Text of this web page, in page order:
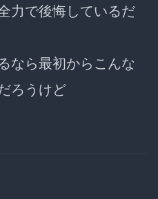
力で後悔しているだ
なら最初からこんな
ろうけど